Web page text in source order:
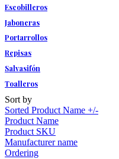
Escobilleros
Jaboneras
Portarrollos
Repisas
Salvasifón
Toalleros
Sort by
Sorted Product Name +/-
Product Name
Product SKU
Manufacturer name
Ordering